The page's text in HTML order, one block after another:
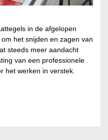
in de afgelopen
het snijden en zagen van
steeds meer aandacht
van een professionele
het werken in verstek.